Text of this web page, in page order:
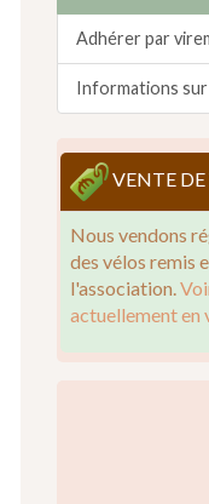
Adhérer par
Informations
VENTE DE
Nous vendons
des vélos remis
l'association.
actuellement en